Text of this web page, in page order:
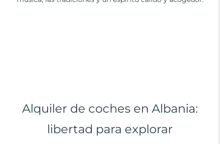
Alquiler de coches en Albania:
libertad para explorar